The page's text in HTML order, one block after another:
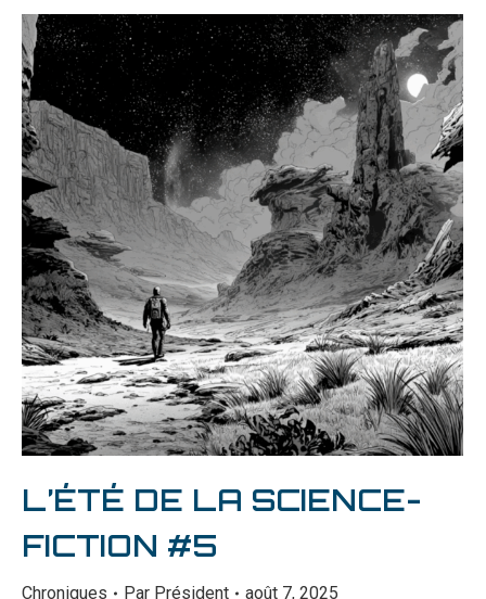
L’ÉTÉ DE LA SCIENCE-
FICTION #5
Chroniques Par Président août 7, 2025